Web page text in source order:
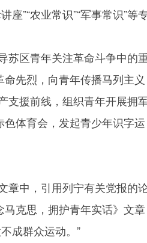
座”“农业常识”“军事常识”等
苏区青年关注革命斗争中的
先烈，向青年传播马列主义
支援前线，组织青年开展拥
体育会，发起青少年识字运
章中，引用列宁有关党报的
马克思，拥护青年实话》文章
成群众运动。”